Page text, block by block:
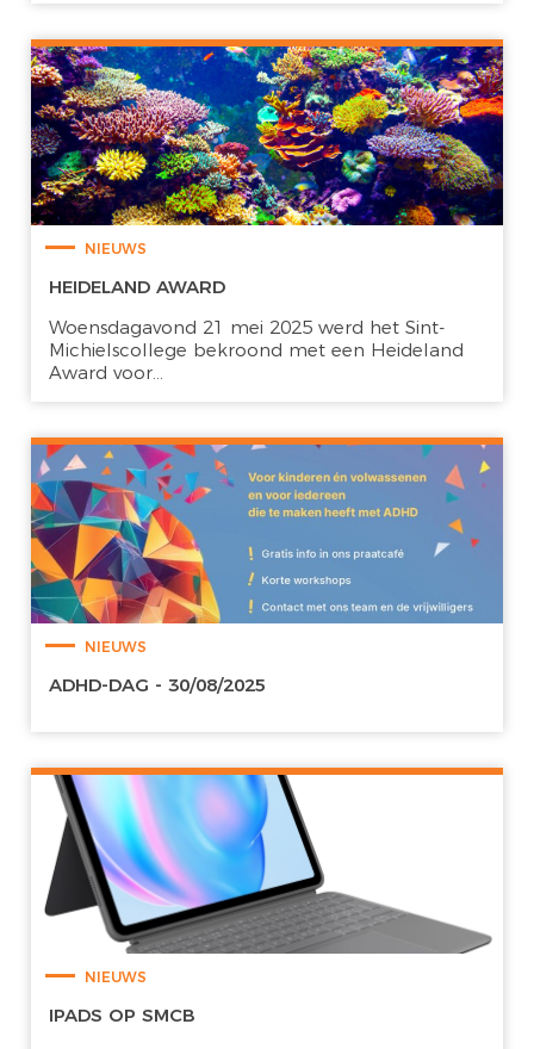
NIEUWS
HEIDELAND AWARD
Woensdagavond 21 mei 2025 werd het Sint-
Michielscollege bekroond met een Heideland
Award voor...
NIEUWS
ADHD-DAG - 30/08/2025
NIEUWS
IPADS OP SMCB